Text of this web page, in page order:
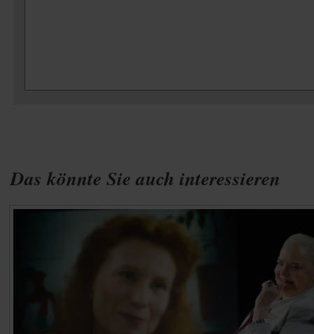
Das könnte Sie auch interessieren